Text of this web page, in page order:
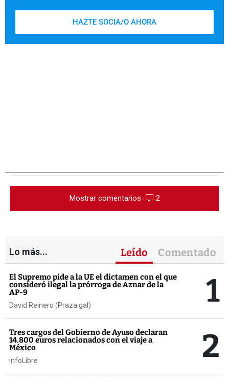
HAZTE SOCIA/O AHORA
Mostrar comentarios 2
Lo más... Leído Comentado
El Supremo pide a la UE el dictamen con el que
consideró ilegal la prórroga de Aznar de la
AP-9
David Reinero (Praza.gal) 1
Tres cargos del Gobierno de Ayuso declaran
14.800 euros relacionados con el viaje a
México
infoLibre 2